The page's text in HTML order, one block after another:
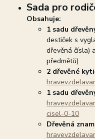
Sada pro
Obsahuje:
1 sadu
destiček s
dřevěná čísla)
předmětů).
2 dřevěné
1 sadu
cisel-0-10
Dřevěná